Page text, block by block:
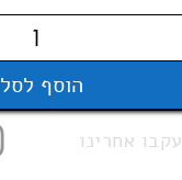
הוסף לסל
עקבו אחרינו